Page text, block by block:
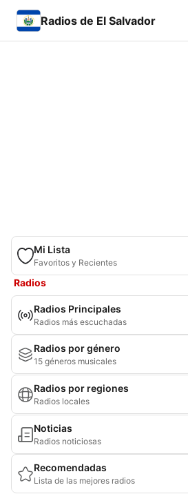
Radios de El Salvador
Mi Lista
Favoritos y Recientes
Radios
Radios Principales
Radios más escuchadas
Radios por género
15 géneros musicales
Radios por regiones
Radios locales
Noticias
Radios noticiosas
Recomendadas
Lista de las mejores radios